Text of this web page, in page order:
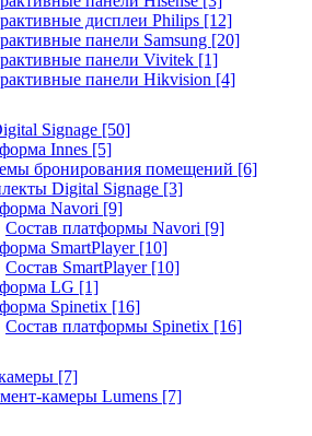
дисплеи Philips [12]
панели Samsung [20]
панели Vivitek [1]
панели Hikvision [4]
Signage [50]
Innes [5]
бронирования помещений [6]
Digital Signage [3]
Navori [9]
Состав платформы Navori [9]
SmartPlayer [10]
Состав SmartPlayer [10]
LG [1]
Spinetix [16]
Состав платформы Spinetix [16]
[7]
камеры Lumens [7]